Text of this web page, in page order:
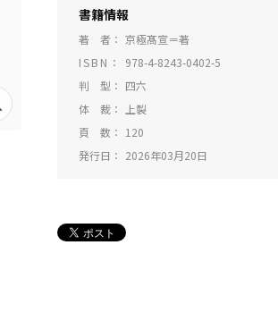
書籍情報
著 者
京極髙宣＝著
ISBN
978-4-8243-0402-5
判 型
四六
体 裁
上製
頁 数
120
発行日
2026年03月20日